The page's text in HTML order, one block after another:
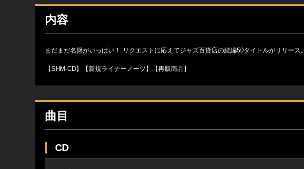
内容
まだまだ名盤がいっぱい！ リクエストに応えてジャズ百貨店の続編50タイトルがリリース。
【SHM-CD】【新規ライナーノーツ】【再販商品】
曲目
CD